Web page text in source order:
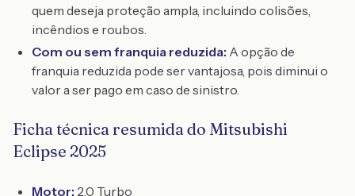
quem deseja proteção ampla, incluindo colisões,
incêndios e roubos.
Com ou sem franquia reduzida: A opção de
franquia reduzida pode ser vantajosa, pois diminui o
valor a ser pago em caso de sinistro.
Ficha técnica resumida do Mitsubishi
Eclipse 2025
Motor: 2.0 Turbo